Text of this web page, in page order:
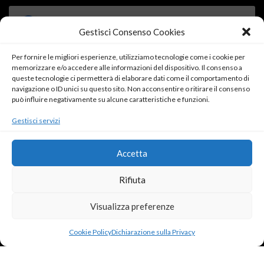
Gestisci Consenso Cookies
Per fornire le migliori esperienze, utilizziamo tecnologie come i cookie per
memorizzare e/o accedere alle informazioni del dispositivo. Il consenso a
queste tecnologie ci permetterà di elaborare dati come il comportamento di
navigazione o ID unici su questo sito. Non acconsentire o ritirare il consenso
può influire negativamente su alcune caratteristiche e funzioni.
Gestisci servizi
Accetta
Rifiuta
Visualizza preferenze
Cookie PolicyDichiarazione sulla Privacy
Fai clic su "Accetto" per abilitare Facebook
Cookie Policy
IL DIARIO DELLA FRACK
PUNTO DI SVISTA
SERVIZI OFFERTI